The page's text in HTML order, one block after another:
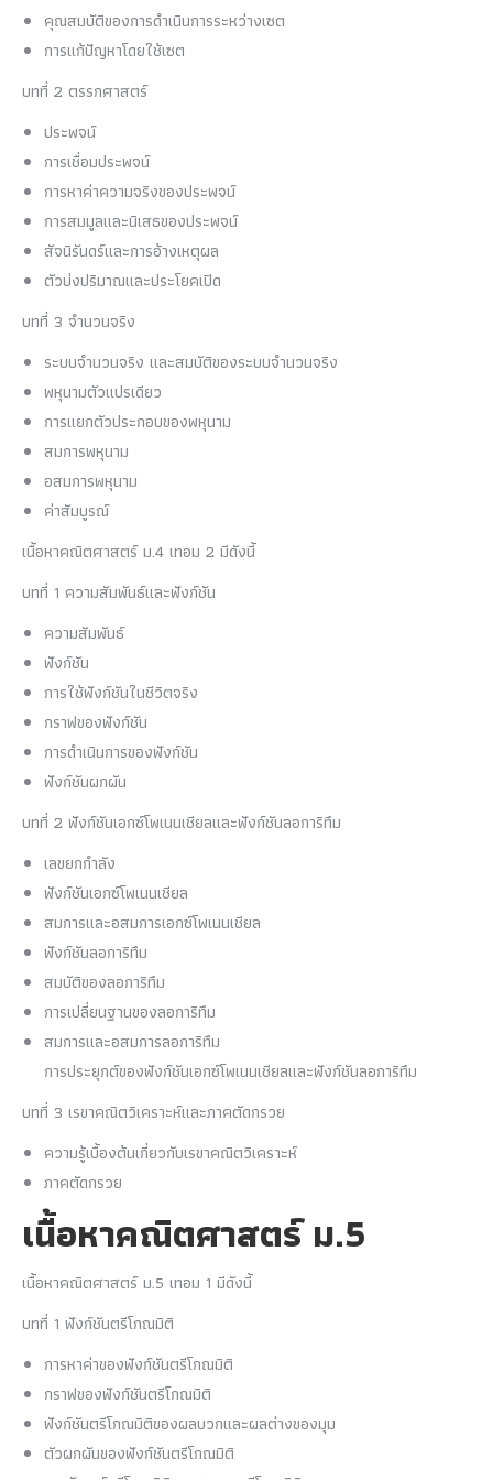
คุณสมบัติของการดำเนินการระหว่างเซต
การแก้ปัญหาโดยใช้เซต
บทที่ 2 ตรรกศาสตร์
ประพจน์
การเชื่อมประพจน์
การหาค่าความจริงของประพจน์
การสมมูลและนิเสธของประพจน์
สัจนิรันดร์และการอ้างเหตุผล
ตัวบ่งปริมาณและประโยคเปิด
บทที่ 3 จำนวนจริง
ระบบจำนวนจริง และสมบัติของระบบจำนวนจริง
พหุนามตัวแปรเดียว
การแยกตัวประกอบของพหุนาม
สมการพหุนาม
อสมการพหุนาม
ค่าสัมบูรณ์
เนื้อหาคณิตศาสตร์ ม.4 เทอม 2 มีดังนี้
บทที่ 1 ความสัมพันธ์และฟังก์ชัน
ความสัมพันธ์
ฟังก์ชัน
การใช้ฟังก์ชันในชีวิตจริง
กราฟของฟังก์ชัน
การดำเนินการของฟังก์ชัน
ฟังก์ชันผกผัน
บทที่ 2 ฟังก์ชันเอกซ์โพเนนเชียลและฟังก์ชันลอการิทึม
เลขยกกำลัง
ฟังก์ชันเอกซ์โพเนนเชียล
สมการและอสมการเอกซ์โพเนนเชียล
ฟังก์ชันลอการิทึม
สมบัติของลอการิทึม
การเปลี่ยนฐานของลอการิทึม
สมการและอสมการลอการิทึม
การประยุกต์ของฟังก์ชันเอกซ์โพเนนเชียลและฟังก์ชันลอการิทึม
บทที่ 3 เรขาคณิตวิเคราะห์และภาคตัดกรวย
ความรู้เบื้องต้นเกี่ยวกับเรขาคณิตวิเคราะห์
ภาคตัดกรวย
เนื้อหาคณิตศาสตร์ ม.5
เนื้อหาคณิตศาสตร์ ม.5 เทอม 1 มีดังนี้
บทที่ 1 ฟังก์ชันตรีโกณมิติ
การหาค่าของฟังก์ชันตรีโกณมิติ
กราฟของฟังก์ชันตรีโกณมิติ
ฟังก์ชันตรีโกณมิติของผลบวกและผลต่างของมุม
ตัวผกผันของฟังก์ชันตรีโกณมิติ